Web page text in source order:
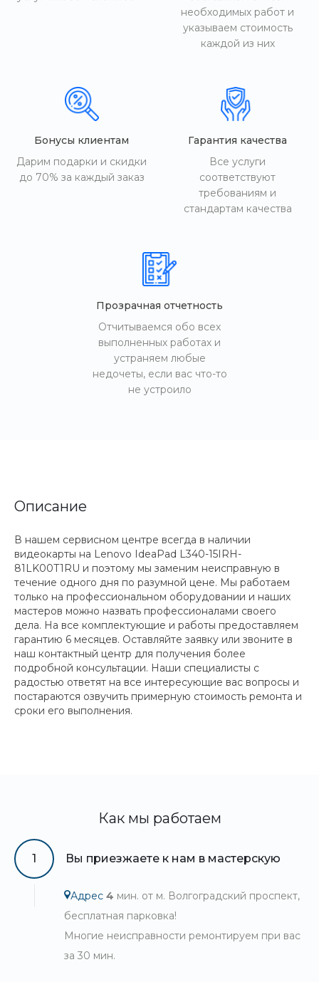
необходимых работ и
указываем стоимость
каждой из них
Бонусы клиентам
Дарим подарки и скидки
до 70% за каждый заказ
Гарантия качества
Все услуги
соответствуют
требованиям и
стандартам качества
Прозрачная отчетность
Отчитываемся обо всех
выполненных работах и
устраняем любые
недочеты, если вас что-то
не устроило
Описание
В нашем сервисном центре всегда в наличии
видеокарты на Lenovo IdeaPad L340-15IRH-
81LK00T1RU и поэтому мы заменим неисправную в
течение одного дня по разумной цене. Мы работаем
только на профессиональном оборудовании и наших
мастеров можно назвать профессионалами своего
дела. На все комплектующие и работы предоставляем
гарантию 6 месяцев. Оставляйте заявку или звоните в
наш контактный центр для получения более
подробной консультации. Наши специалисты с
радостью ответят на все интересующие вас вопросы и
постараются озвучить примерную стоимость ремонта и
сроки его выполнения.
Как мы работаем
1 Вы приезжаете к нам в мастерскую
Адрес 4 мин. от м. Волгоградский проспект,
бесплатная парковка!
Многие неисправности ремонтируем при вас
за 30 мин.